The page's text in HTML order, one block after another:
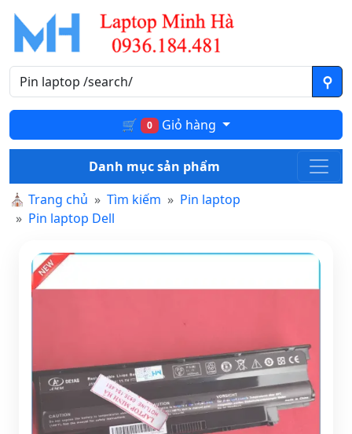
🛒 0 Giỏ hàng
Danh mục sản phẩm
⛪ Trang chủ Tìm kiếm
Pin laptop
Pin laptop Dell